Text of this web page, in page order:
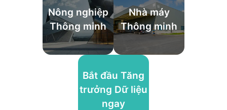
Nông nghiệp
Thông minh
Nhà máy
Thông minh
Bắt đầu Tăng
trưởng Dữ liệu
ngay